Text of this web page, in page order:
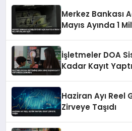
Merkez Bankası
Mayıs Ayında 1
İşletmeler DOA
Kadar Kayıt
Haziran Ayı Reel
Zirveye Taşıdı